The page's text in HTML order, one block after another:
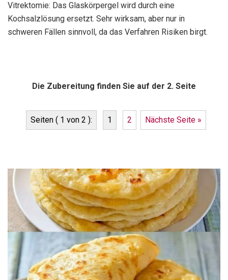
Vitrektomie: Das Glaskörpergel wird durch eine
Kochsalzlösung ersetzt. Sehr wirksam, aber nur in
schweren Fällen sinnvoll, da das Verfahren Risiken birgt.
Die Zubereitung finden Sie auf der 2. Seite
Seiten ( 1 von 2 ): 1 2 Nächste Seite »